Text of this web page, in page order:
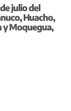
julio del
Huacho,
y Moquegua,